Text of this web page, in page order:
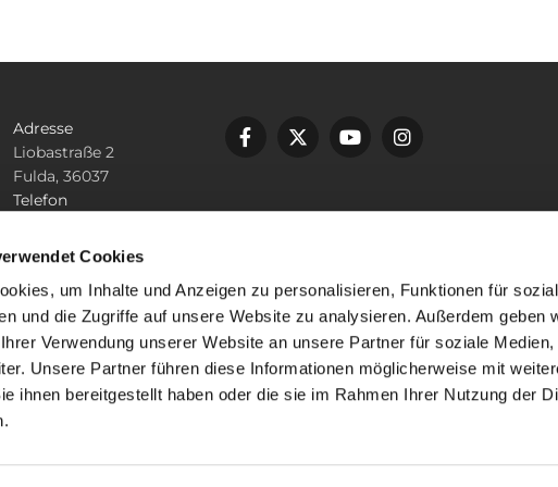
Cookies
um Inhalte und Anzeigen zu personalisieren, Funktionen für
und die Zugriffe auf unsere Website zu analysieren. Außerdem geben
Verwendung unserer Website an unsere Partner für soziale Medien,
Unsere Partner führen diese Informationen möglicherweise mit
ihnen bereitgestellt haben oder die sie im Rahmen Ihrer Nutzung der
Adresse
Liobastraße 2
Fulda, 36037
Telefon
E-mail
Impressum Datenschutzerklärung ChurchDesk-